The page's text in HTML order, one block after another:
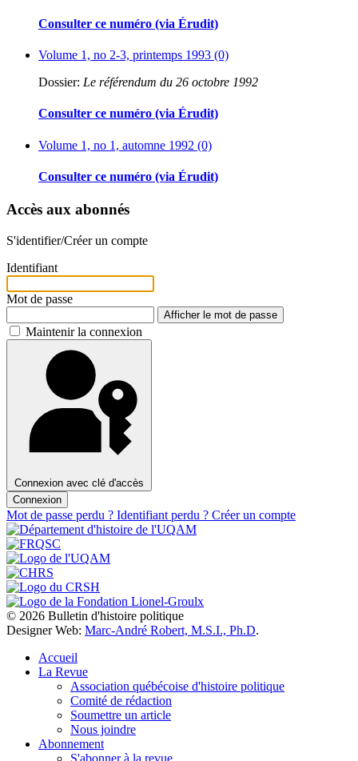
Consulter ce numéro (via Érudit)
Volume 1, no 2-3, printemps 1993 (0)
Dossier: Le référendum du 26 octobre 1992
Consulter ce numéro (via Érudit)
Volume 1, no 1, automne 1992 (0)
Consulter ce numéro (via Érudit)
Accès aux abonnés
S'identifier/Créer un compte
Identifiant
Mot de passe
Afficher le mot de passe
Maintenir la connexion
Connexion avec clé d'accès
Connexion
Mot de passe perdu ? Identifiant perdu ? Créer un compte
© 2026 Bulletin d'histoire politique
Designer Web: Marc-André Robert, M.S.I., Ph.D.
Accueil
La Revue
Association québécoise d'histoire politique
Comité de rédaction
Soumettre un article
Nous joindre
Abonnement
S'abonner à la revue